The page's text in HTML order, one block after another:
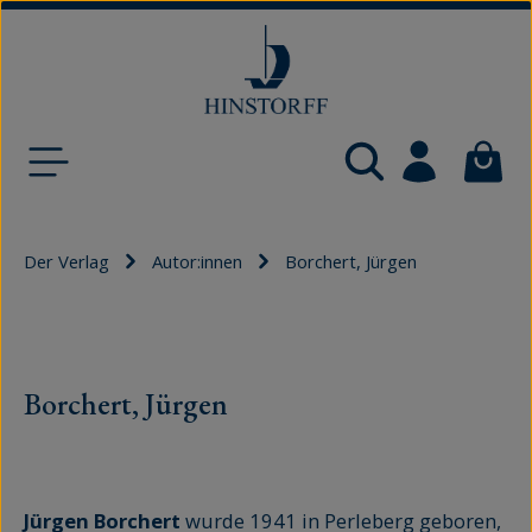
Der Verlag Autor:innen Borchert, Jürgen
Borchert, Jürgen
Jürgen Borchert wurde 1941 in Perleberg geboren,